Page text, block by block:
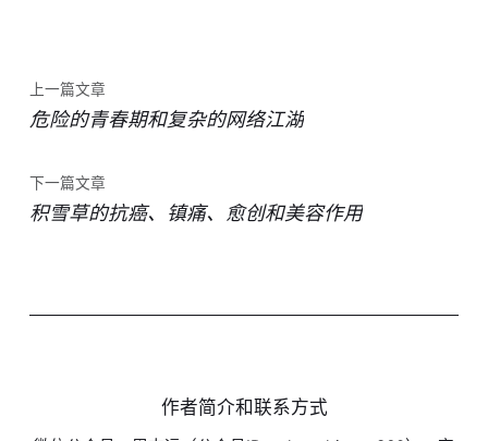
上一篇文章
危险的青春期和复杂的网络江湖
下一篇文章
积雪草的抗癌、镇痛、愈创和美容作用
作者简介和联系方式